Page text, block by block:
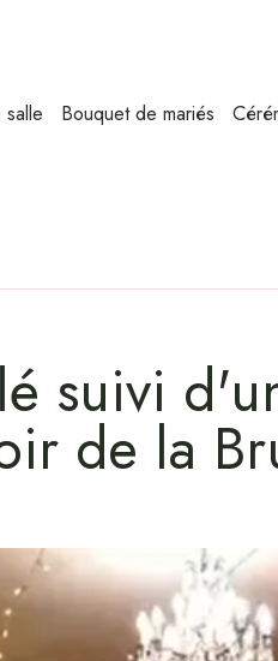
Bouquet de mariés
suivi
de la